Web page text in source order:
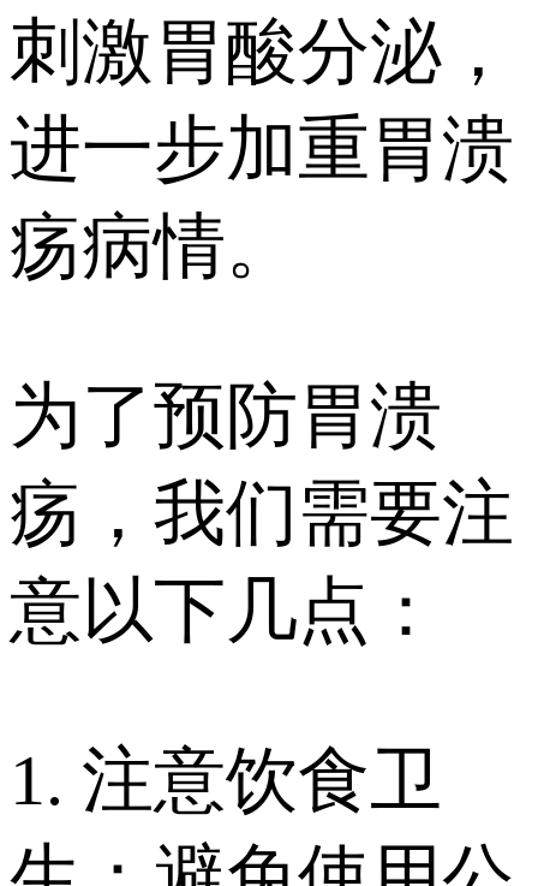
刺激胃酸分泌，
进一步加重胃溃
疡病情。
为了预防胃溃
疡，我们需要注
意以下几点：
1. 注意饮食卫